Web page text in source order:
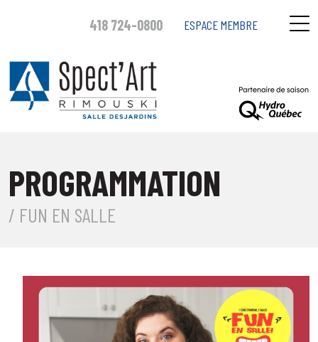
418 724-0800 ESPACE MEMBRE
PROGRAMMATION
/ FUN EN SALLE